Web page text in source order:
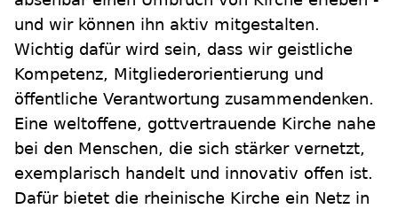
und wir können ihn aktiv mitgestalten.
Wichtig dafür wird sein, dass wir geistliche
Kompetenz, Mitgliederorientierung und
öffentliche Verantwortung zusammendenken.
Eine weltoffene, gottvertrauende Kirche nahe
bei den Menschen, die sich stärker vernetzt,
exemplarisch handelt und innovativ offen ist.
Dafür bietet die rheinische Kirche ein Netz in